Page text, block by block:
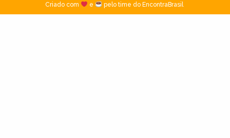
Criado com
e pelo time do EncontraBrasil